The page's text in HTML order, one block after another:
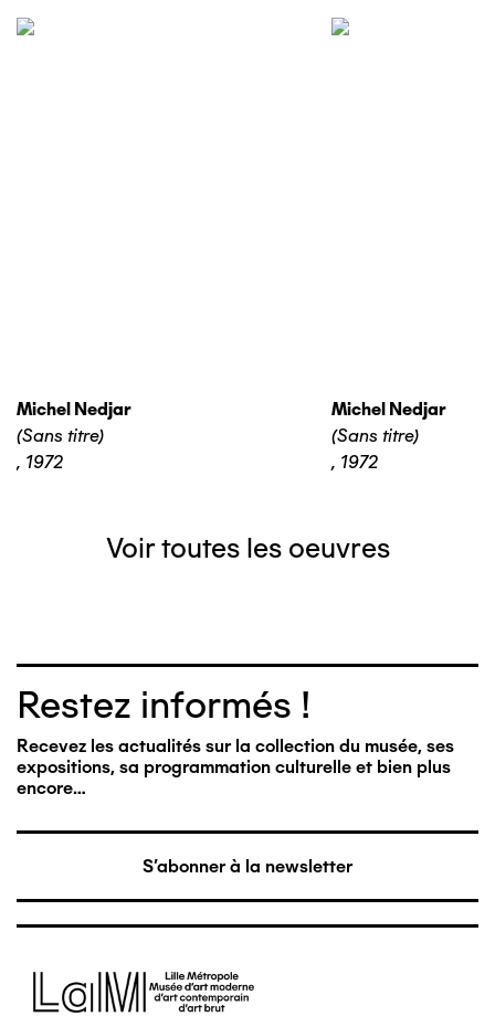
Michel Nedjar
(Sans titre)
, 1972
Michel Nedjar
(Sans titre)
, 1972
Voir toutes les oeuvres
Restez informés !
Recevez les actualités sur la collection du musée, ses
expositions, sa programmation culturelle et bien plus
encore…
S'abonner à la newsletter
Image